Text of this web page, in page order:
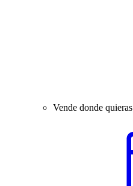
Vende donde quieras